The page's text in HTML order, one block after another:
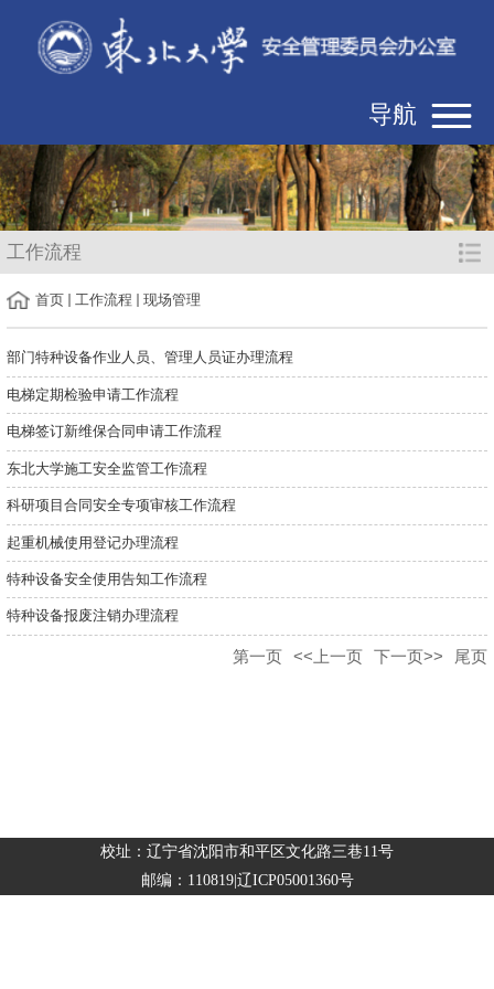
导航
工作流程
首页 工作流程 现场管理
部门特种设备作业人员、管理人员证办理流程
电梯定期检验申请工作流程
电梯签订新维保合同申请工作流程
东北大学施工安全监管工作流程
科研项目合同安全专项审核工作流程
起重机械使用登记办理流程
特种设备安全使用告知工作流程
特种设备报废注销办理流程
第一页 <<上一页 下一页>> 尾页
校址：辽宁省沈阳市和平区文化路三巷11号
邮编：110819|辽ICP05001360号